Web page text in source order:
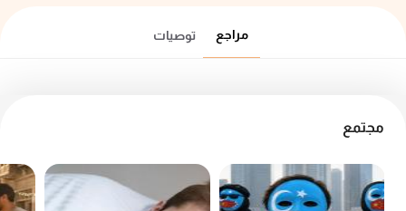
مراجع توصيات
مجتمع